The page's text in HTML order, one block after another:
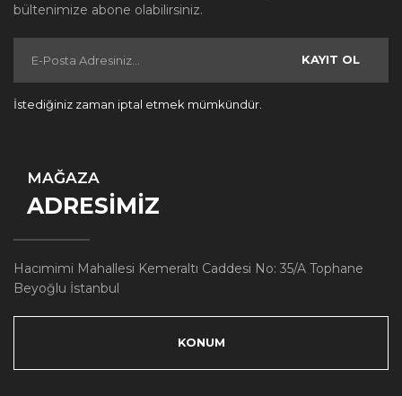
bültenimize abone olabilirsiniz.
KAYIT OL
İstediğiniz zaman iptal etmek mümkündür.
MAĞAZA
ADRESİMİZ
Hacımimi Mahallesi Kemeraltı Caddesi No: 35/A Tophane
Beyoğlu İstanbul
KONUM